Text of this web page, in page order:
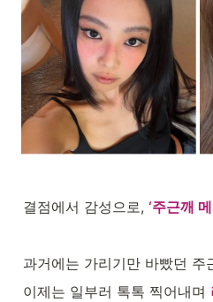
결점에서 감성으로, ‘주근깨
과거에는 가리기만 바빴던 주
이제는 일부러 톡톡 찍어내며